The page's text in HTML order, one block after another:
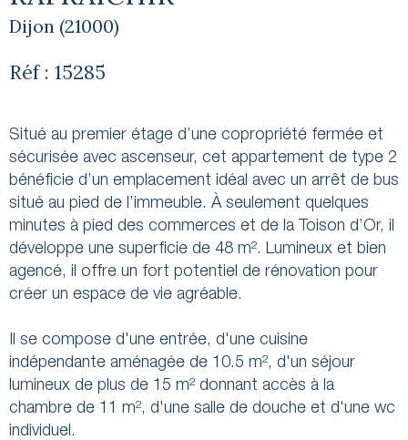
Dijon (21000)
Réf : 15285
Situé au premier étage d’une copropriété fermée et
sécurisée avec ascenseur, cet appartement de type 2
bénéficie d’un emplacement idéal avec un arrêt de bus
situé au pied de l’immeuble. À seulement quelques
minutes à pied des commerces et de la Toison d’Or, il
développe une superficie de 48 m². Lumineux et bien
agencé, il offre un fort potentiel de rénovation pour
créer un espace de vie agréable.
Il se compose d'une entrée, d'une cuisine
indépendante aménagée de 10.5 m², d'un séjour
lumineux de plus de 15 m² donnant accès à la
chambre de 11 m², d'une salle de douche et d'une wc
individuel.